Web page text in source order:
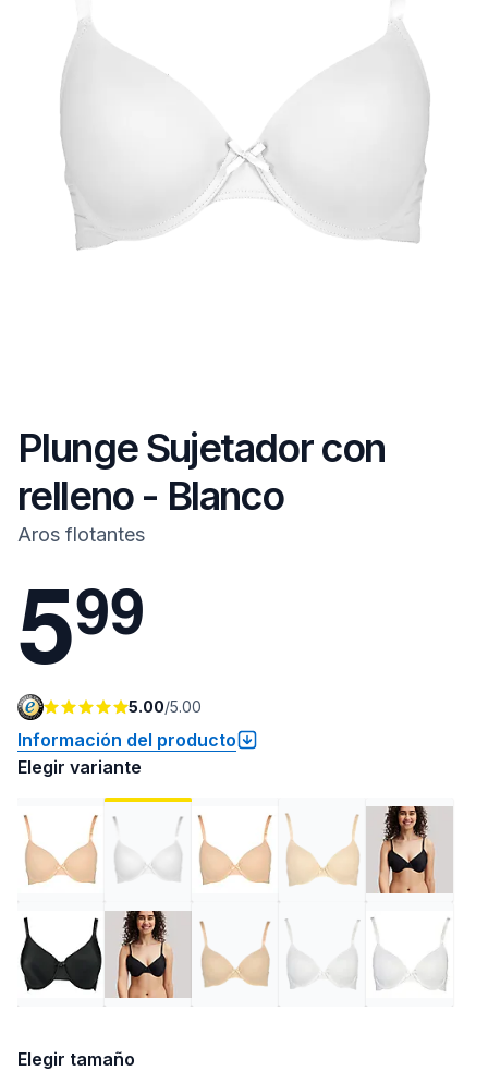
Plunge Sujetador con
relleno - Blanco
Aros flotantes
599
5.00/5.00
Información del producto
Elegir variante
Elegir tamaño